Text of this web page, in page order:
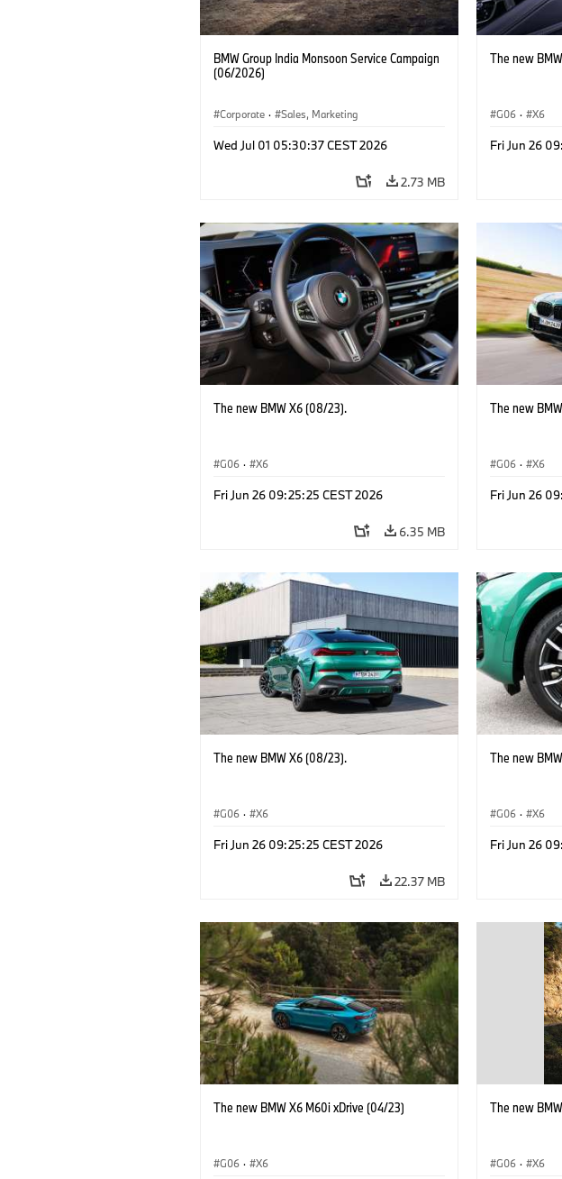
BMW Group India Monsoon Service Campaign
(06/2026)
Corporate · Sales, Marketing
Wed Jul 01 05:30:37 CEST 2026
2.73 MB
The new
G06 · X6
Fri Jun 26
The new BMW X6 (08/23).
G06 · X6
Fri Jun 26 09:25:25 CEST 2026
6.35 MB
The new
G06 · X6
Fri Jun 26
The new BMW X6 (08/23).
G06 · X6
Fri Jun 26 09:25:25 CEST 2026
22.37 MB
The new
G06 · X6
Fri Jun 26
The new BMW X6 M60i xDrive (04/23)
G06 · X6
The new
G06 · X6